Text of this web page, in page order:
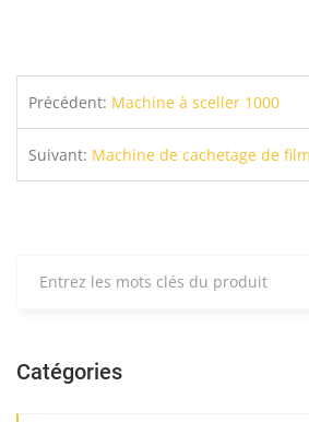
Précédent: Machine à sceller 1000
Suivant: Machine de cachetage de film
Catégories